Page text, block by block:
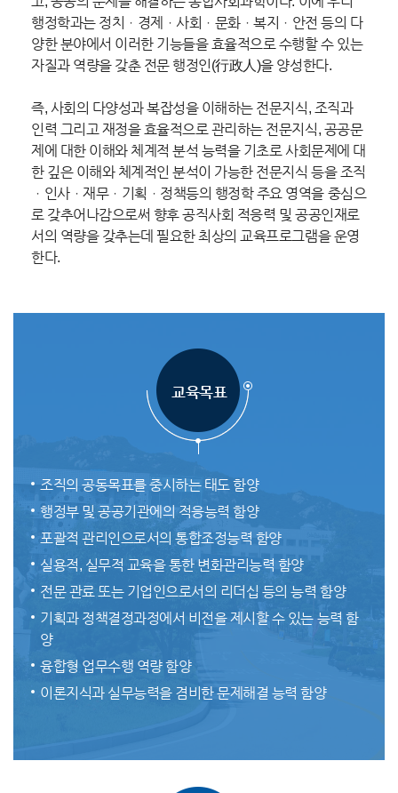
행정학과는 정치ㆍ경제ㆍ사회ㆍ문화ㆍ복지ㆍ안전 등의 다
양한 분야에서 이러한 기능들을 효율적으로 수행할 수 있는
자질과 역량을 갖춘 전문 행정인(行政人)을 양성한다.
즉, 사회의 다양성과 복잡성을 이해하는 전문지식, 조직과
인력 그리고 재정을 효율적으로 관리하는 전문지식, 공공문
제에 대한 이해와 체계적 분석 능력을 기초로 사회문제에 대
한 깊은 이해와 체계적인 분석이 가능한 전문지식 등을 조직
ㆍ인사ㆍ재무ㆍ기획ㆍ정책등의 행정학 주요 영역을 중심으
로 갖추어나감으로써 향후 공직사회 적응력 및 공공인재로
서의 역량을 갖추는데 필요한 최상의 교육프로그램을 운영
한다.
교육목표
조직의 공동목표를 중시하는 태도 함양
행정부 및 공공기관에의 적응능력 함양
포괄적 관리인으로서의 통합조정능력 함양
실용적, 실무적 교육을 통한 변화관리능력 함양
전문 관료 또는 기업인으로서의 리더십 등의 능력 함양
기획과 정책결정과정에서 비전을 제시할 수 있는 능력 함
양
융합형 업무수행 역량 함양
이론지식과 실무능력을 겸비한 문제해결 능력 함양